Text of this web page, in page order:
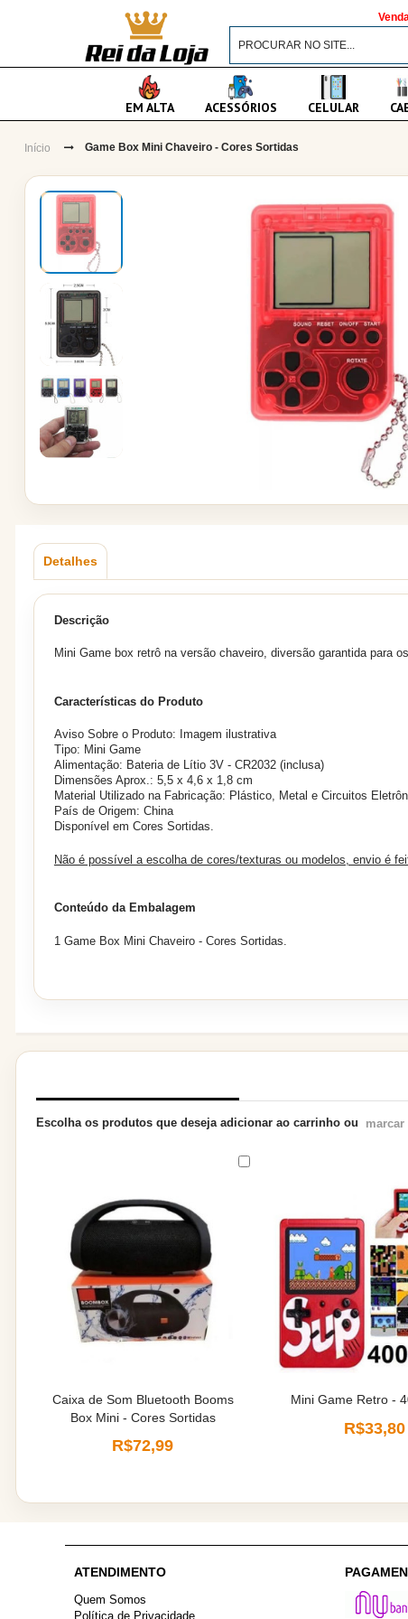
EM ALTA ACESSÓRIOS CELULAR
Início Game Box Mini Chaveiro - Cores Sortidas
Detalhes
Descrição
Mini Game box retrô na versão chaveiro, diversão garantida para
Características do Produto
Aviso Sobre o Produto: Imagem ilustrativa
Tipo: Mini Game
Alimentação: Bateria de Lítio 3V - CR2032 (inclusa)
Dimensões Aprox.: 5,5 x 4,6 x 1,8 cm
Material Utilizado na Fabricação: Plástico, Metal e Circuitos
País de Origem: China
Disponível em Cores Sortidas.
Não é possível a escolha de cores/texturas ou modelos, envio é
Conteúdo da Embalagem
1 Game Box Mini Chaveiro - Cores Sortidas.
Escolha os produtos que deseja adicionar ao carrinho ou
Caixa de Som Bluetooth Booms
Box Mini - Cores Sortidas
R$72,99
Mini Game Retro -
R$33,80
ATENDIMENTO
Quem Somos
Política de Privacidade